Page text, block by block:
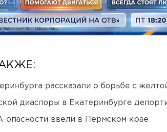
рассказали о борьбе с
диаспоры в Екатеринбурге
ввели в Пермском крае